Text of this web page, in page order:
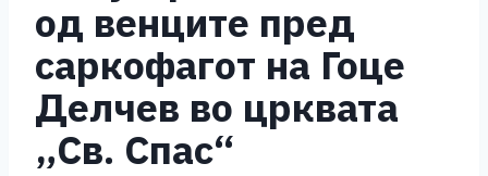
од венците пред
саркофагот на Гоце
Делчев во црквата
„Св. Спас“